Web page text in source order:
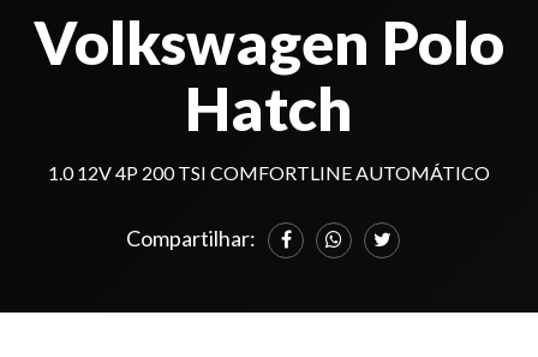
Volkswagen Polo
Hatch
1.0 12V 4P 200 TSI COMFORTLINE AUTOMÁTICO
Compartilhar: